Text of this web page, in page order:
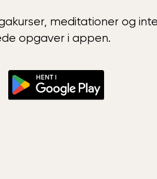
meditationer og
opgaver i appen.